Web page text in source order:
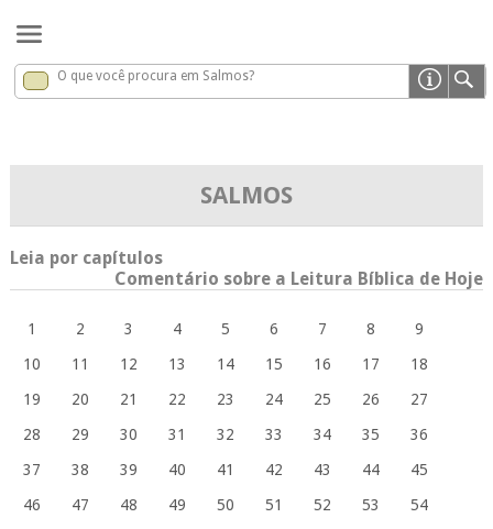
Salmos x
O que você procura em Salmos?
SALMOS
Leia por capítulos
Comentário sobre a Leitura Bíblica de Hoje
1 2 3 4 5 6 7 8
9
10
11 12 13 14 15 16 17
18
19
20 21 22 23 24 25 26
27
28
29 30 31 32 33 34 35
36
37
38 39 40 41 42 43 44
45
46
47 48 49 50 51 52 53
54